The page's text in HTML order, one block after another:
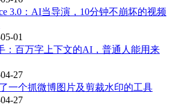
3.0：AI当导演，10分钟不崩坏的视频
01
：百万字上下文的AI，普通人能用来
27
一个抓微博图片及剪裁水印的工具
27